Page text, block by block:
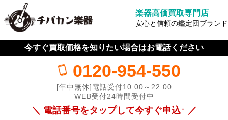
楽器高価買取専門店
安心と信頼の鑑定団ブランド
今すぐ買取価格を知りたい場合はお電話ください
0120-954-550
[年中無休]電話受付10:00～22:00
WEB受付24時間受付中
＼ 電話番号をタップして今すぐ申込↑ ／